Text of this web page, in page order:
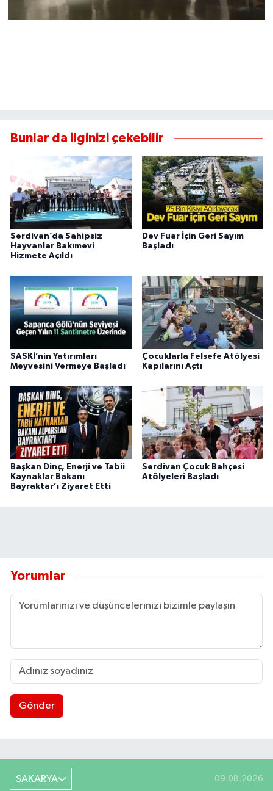
Bunlar da ilginizi çekebilir
Serdivan’da Sahipsiz
Hayvanlar Bakımevi
Hizmete Açıldı
Dev Fuar İçin Geri Sayım
Başladı
SASKİ’nin Yatırımları
Meyvesini Vermeye Başladı
Çocuklarla Felsefe Atölyesi
Kapılarını Açtı
Başkan Dinç, Enerji ve Tabii
Kaynaklar Bakanı
Bayraktar’ı Ziyaret Etti
Serdivan Çocuk Bahçesi
Atölyeleri Başladı
Yorumlar
Gönder
SAKARYA 09.08.2026